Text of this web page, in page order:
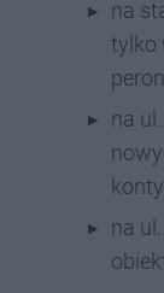
na
tylko
na
na